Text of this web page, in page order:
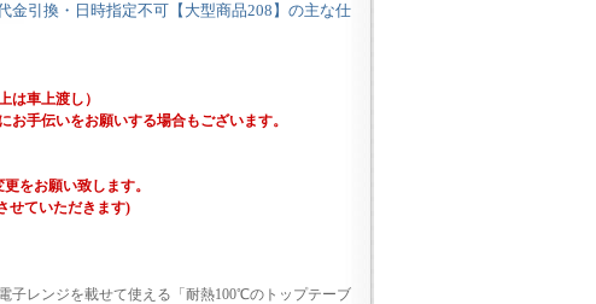
金引換・日時指定不可【大型商品208】の主な仕
は車上渡し）
手伝いをお願いする場合もございます。
をお願い致します。
せていただきます)
子レンジを載せて使える「耐熱100℃のトップテーブ